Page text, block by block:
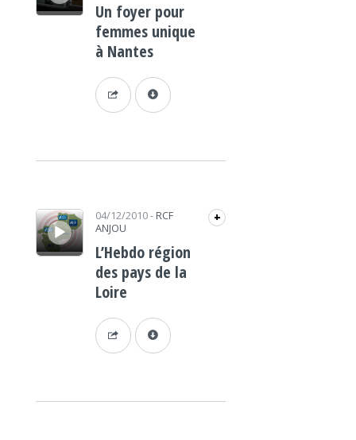
Un foyer pour
femmes unique
à Nantes
Lecteur audio 04/12/2010- RCF
ANJOU
+
L’Hebdo région
des pays de la
Loire